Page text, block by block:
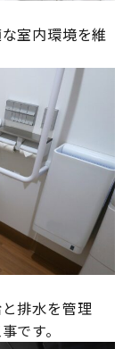
室内環境を維
排水を管理
です。